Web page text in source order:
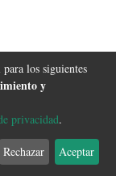
FCyT Uader
de
Enviar
Sugerencias
los siguientes
y
privacidad.
Rechazar Aceptar